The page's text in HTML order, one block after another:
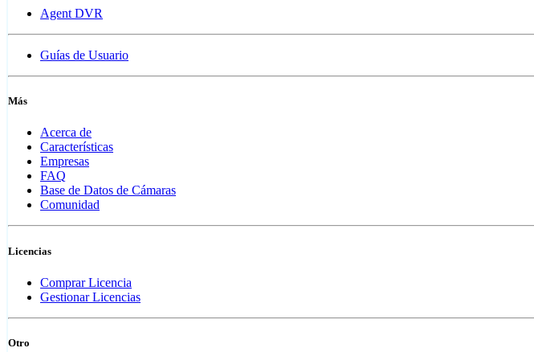
Agent DVR
Guías de Usuario
Más
Acerca de
Características
Empresas
FAQ
Base de Datos de Cámaras
Comunidad
Licencias
Comprar Licencia
Gestionar Licencias
Otro